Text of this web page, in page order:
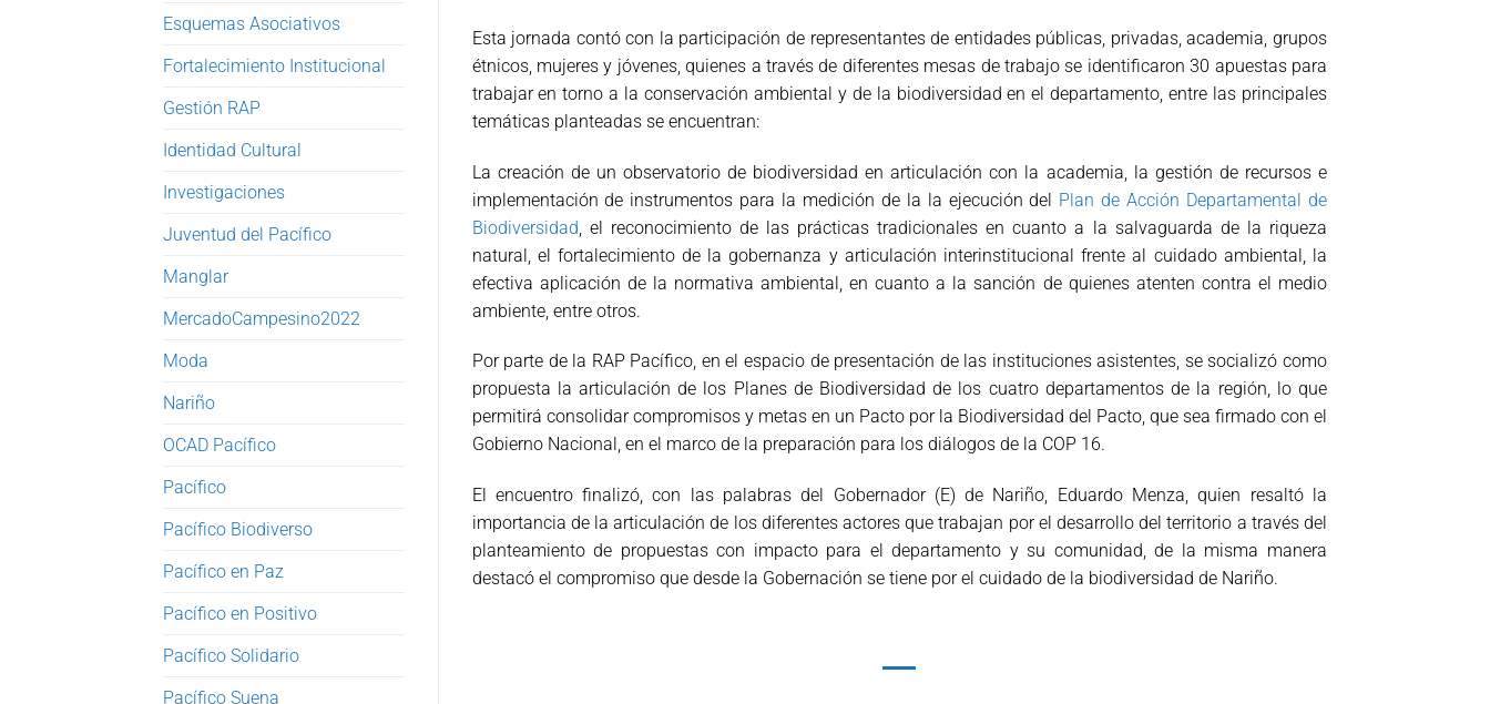
Esquemas Asociativos
Fortalecimiento Institucional
Gestión RAP
Identidad Cultural
Investigaciones
Juventud del Pacífico
Manglar
MercadoCampesino2022
Moda
Nariño
OCAD Pacífico
Pacífico
Pacífico Biodiverso
Pacífico en Paz
Pacífico en Positivo
Pacífico Solidario
Pacífico Suena
Esta jornada contó con la participación de representantes de entidades públicas, privadas, academia, grupos
étnicos, mujeres y jóvenes, quienes a través de diferentes mesas de trabajo se identificaron 30 apuestas para
trabajar en torno a la conservación ambiental y de la biodiversidad en el departamento, entre las principales
temáticas planteadas se encuentran:
La creación de un observatorio de biodiversidad en articulación con la academia, la gestión de recursos e
implementación de instrumentos para la medición de la la ejecución del Plan de Acción Departamental de
Biodiversidad , el reconocimiento de las prácticas tradicionales en cuanto a la salvaguarda de la riqueza
natural, el fortalecimiento de la gobernanza y articulación interinstitucional frente al cuidado ambiental, la
efectiva aplicación de la normativa ambiental, en cuanto a la sanción de quienes atenten contra el medio
ambiente, entre otros.
Por parte de la RAP Pacífico, en el espacio de presentación de las instituciones asistentes, se socializó como
propuesta la articulación de los Planes de Biodiversidad de los cuatro departamentos de la región, lo que
permitirá consolidar compromisos y metas en un Pacto por la Biodiversidad del Pacto, que sea firmado con el
Gobierno Nacional, en el marco de la preparación para los diálogos de la COP 16.
El encuentro finalizó, con las palabras del Gobernador (E) de Nariño, Eduardo Menza, quien resaltó la
importancia de la articulación de los diferentes actores que trabajan por el desarrollo del territorio a través del
planteamiento de propuestas con impacto para el departamento y su comunidad, de la misma manera
destacó el compromiso que desde la Gobernación se tiene por el cuidado de la biodiversidad de Nariño.